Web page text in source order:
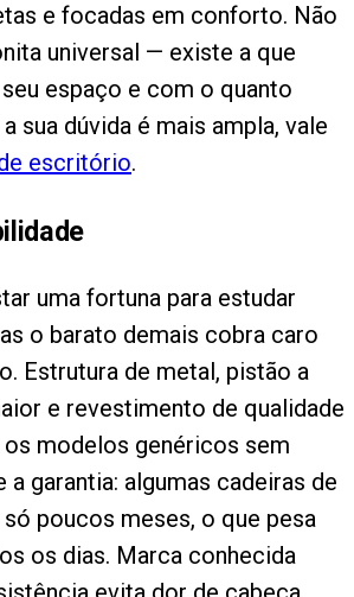
e focadas em conforto. Não
universal — existe a que
espaço e com o quanto
sua dúvida é mais ampla, vale
escritório.
uma fortuna para estudar
o barato demais cobra caro
Estrutura de metal, pistão a
e revestimento de qualidade
os modelos genéricos sem
a garantia: algumas cadeiras de
poucos meses, o que pesa
os dias. Marca conhecida